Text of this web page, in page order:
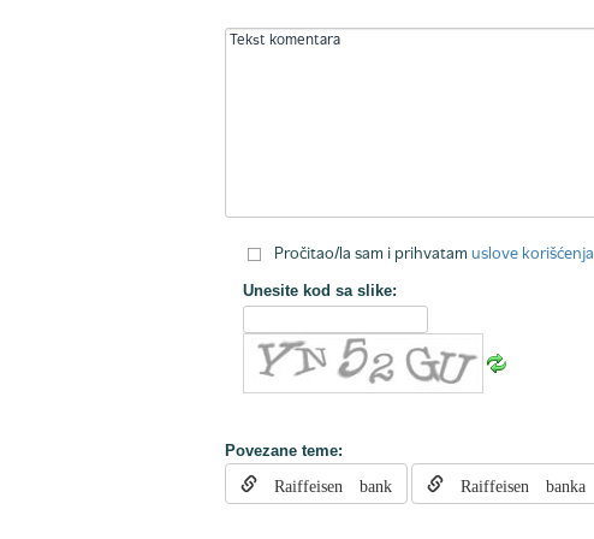
Pročitao/la sam i prihvatam uslove korišćenja
Unesite kod sa slike:
Povezane teme:
Raiffeisen bank Raiffeisen banka